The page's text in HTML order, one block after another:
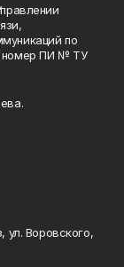
по
номер ПИ № ТУ
ул. Воровского,